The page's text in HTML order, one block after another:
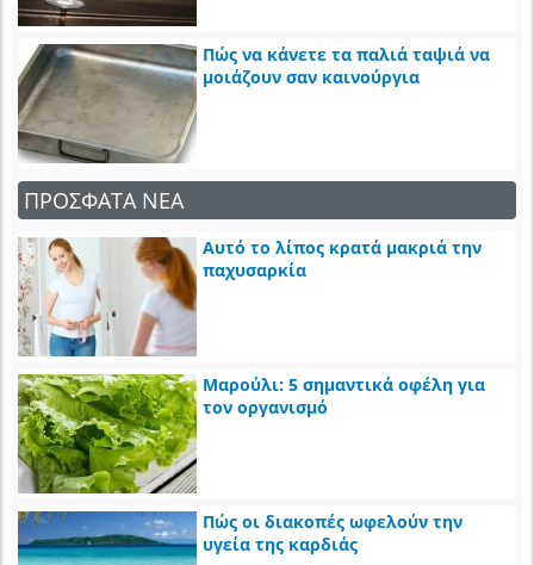
Πώς να κάνετε τα παλιά ταψιά να
μοιάζουν σαν καινούργια
ΠΡΟΣΦΑΤΑ ΝΕΑ
Αυτό το λίπος κρατά μακριά την
παχυσαρκία
Μαρούλι: 5 σημαντικά οφέλη για
τον οργανισμό
Πώς οι διακοπές ωφελούν την
υγεία της καρδιάς